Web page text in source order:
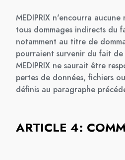
MEDIPRIX n'encourra
tous dommages indirects du
notamment au titre de
pourraient survenir du fait
MEDIPRIX ne saurait être
pertes de données, fichiers
définis au paragraphe
ARTICLE 4: